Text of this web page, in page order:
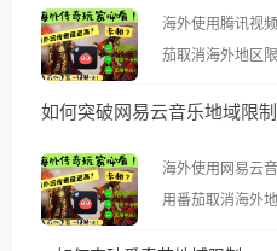
海外使用腾讯视
茄取消海外地区限制。 当在海外打开腾讯
示语。 海外用户如香港、澳门、台湾、美国、加拿
像其他音乐平台
仅能在中国大陆地区播放。 遇到这
使用番茄回国加
如何突破网易云音乐地域限制
海外使用网易云
用番茄取消海外地区限制。 当在